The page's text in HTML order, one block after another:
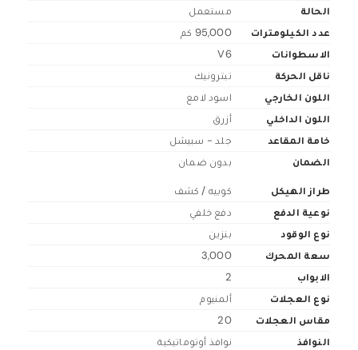
الحالة
مستعمل
عدد الكيلومترات
95,000 كم
الاسطوانات
V6
ناقل الحركة
تبترونيك
اللون الخارجي
اسود لامع
اللون الداخلي
أزرق
خامة المقاعد
جلد - سبيشل
الضمان
بدون ضمان
طراز الهيكل
كوبيه / كشف
نوعية الدفع
دفع خلفي
نوع الوقود
بنزين
سعة المحرك
3,000
الابواب
2
نوع العجلات
ألمنيوم
مقاس العجلات
20
النوافذ
نوافذ أوتوماتيكية